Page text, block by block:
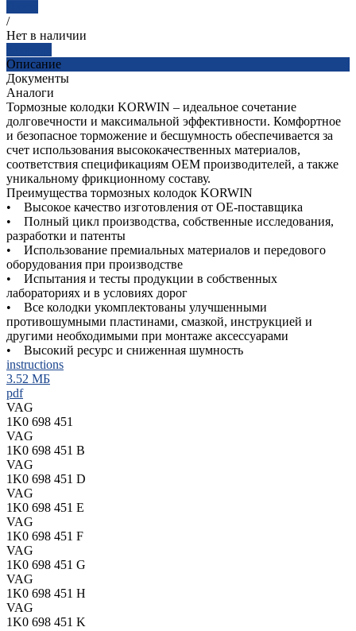
/
Нет в наличии
Описание
Документы
Аналоги
Тормозные колодки KORWIN – идеальное сочетание
долговечности и максимальной эффективности. Комфортное
и безопасное торможение и бесшумность обеспечивается за
счет использования высококачественных материалов,
соответствия спецификациям OEM производителей, а также
уникальному фрикционному составу.
Преимущества тормозных колодок KORWIN
• Высокое качество изготовления от OE-поставщика
• Полный цикл производства, собственные исследования,
разработки и патенты
• Использование премиальных материалов и передового
оборудования при производстве
• Испытания и тесты продукции в собственных
лабораториях и в условиях дорог
• Все колодки укомплектованы улучшенными
противошумными пластинами, смазкой, инструкцией и
другими необходимыми при монтаже аксессуарами
• Высокий ресурс и сниженная шумность
instructions
3.52 МБ
pdf
VAG
1K0 698 451
VAG
1K0 698 451 B
VAG
1K0 698 451 D
VAG
1K0 698 451 E
VAG
1K0 698 451 F
VAG
1K0 698 451 G
VAG
1K0 698 451 H
VAG
1K0 698 451 K